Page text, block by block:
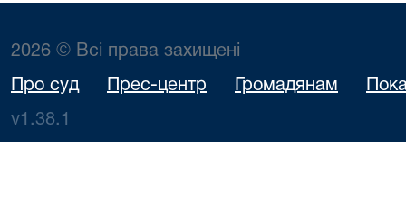
2026 © Всі права захищені
Про суд Прес-центр Громадянам
v1.38.1